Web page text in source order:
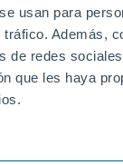
usan para
Además,
de redes
que les haya
Canal
Legal